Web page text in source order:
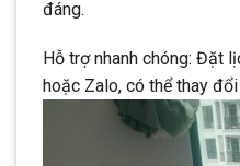
đáng.
Hỗ trợ nhanh chóng: Đặt
hoặc Zalo, có thể thay